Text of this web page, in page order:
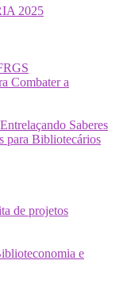
2025
Combater a
Saberes
para Bibliotecários
de projetos
e